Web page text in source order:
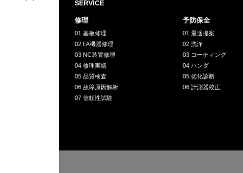
INTERVIEW
お客様インタビュー
RECRUIT
採用情報
CHALLENGE
SERVICE
修理
01 基板修理
02 FA機器修理
03 NC装置修理
04 修理実績
05 品質検査
06 故障原因解析
07 信頼性試験
予防保全
01 最適提案
02 洗浄
03 コーティング
04 ハンダ
05 劣化診断
06 計測器校正